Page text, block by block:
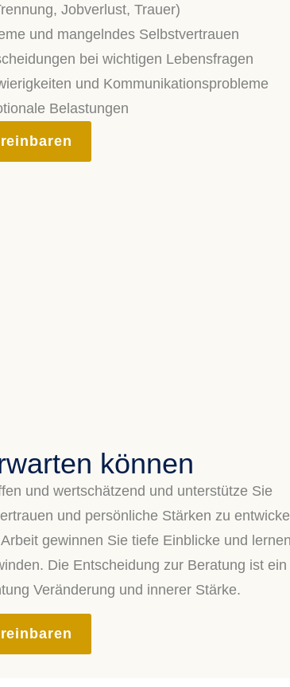
Jobverlust, Trauer)
und mangelndes Selbstvertrauen
bei wichtigen Lebensfragen
und Kommunikationsprobleme
Belastungen
können
und wertschätzend und unterstütze Sie
und persönliche Stärken zu
gewinnen Sie tiefe Einblicke und
Die Entscheidung zur Beratung ist ein
Veränderung und innerer Stärke.